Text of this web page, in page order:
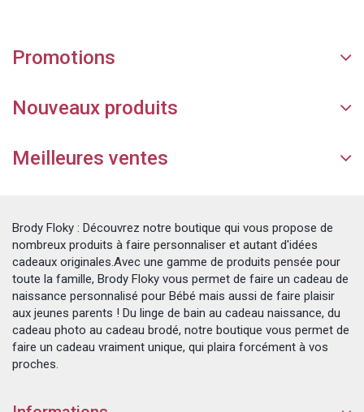
Promotions
Nouveaux produits
Meilleures ventes
Brody Floky : Découvrez notre boutique qui vous propose de
nombreux produits à faire personnaliser et autant d'idées
cadeaux originales.Avec une gamme de produits pensée pour
toute la famille, Brody Floky vous permet de faire un cadeau de
naissance personnalisé pour Bébé mais aussi de faire plaisir
aux jeunes parents ! Du linge de bain au cadeau naissance, du
cadeau photo au cadeau brodé, notre boutique vous permet de
faire un cadeau vraiment unique, qui plaira forcément à vos
proches.